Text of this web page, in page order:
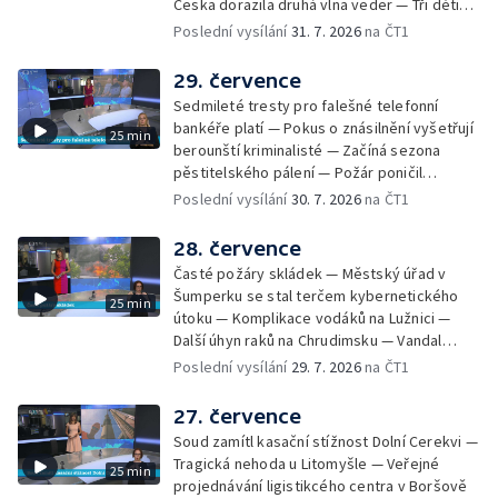
Festival Hrady CZ poprvé na Hluboké
zůstali v rozpáleném autě — Problém s
mraženými potravinami v horku — Slavnostní
vyřazení absolventů Univerzity obrany —
Zájem o obytné vozy roste — Praha má
novou servisní loď — Vidická samoobslužná
prodejna si na provoz vydělá — U jezera
Most začíná festival Let It Roll — Vyvrcholil
bouřkový neboli jelení úplněk — Kanoistka
Poslední vysílání31. 7. 2026na ČT1
25 min
29. července
Sedmileté tresty pro falešné telefonní
bankéře platí — Pokus o znásilnění vyšetřují
berounští kriminalisté — Začíná sezona
pěstitelského pálení — Požár poničil
historickou vilu Marta v Písku — Končí Letní
odpad — Nedostatek vody na Hracholuskách
— Příprava nového plavebního stupně v
Děčíně — Biokoridor pro užovku stromovou
— Záchrana liblického vysílače — První
koncert Diany Ross v Česku — Výroba
obrněných vozidel CV90 — Biokoridor pod
vedením vysokého napětí
Poslední vysílání30. 7. 2026na ČT1
25 min
28. července
Časté požáry skládek — Městský úřad v
Šumperku se stal terčem kybernetického
útoku — Komplikace vodáků na Lužnici —
Další úhyn raků na Chrudimsku — Vandal
poškodil okna na Ještědu — Lvice Elza má
defibrilátorů — 194 km/h po dálnici D6 —
Problém s likvidací kadmia — Vězni na
Frýdlantsku čistí koryto potoka — Antikolizní
systém tramvají Škoda 40T — Praha má šanci
Poslední vysílání 29. 7. 2026na ČT1
25 min
27. července
Soud zamítl kasační stížnost Dolní Cerekvi —
Tragická nehoda u Litomyšle — Veřejné
projednávání ligistikcého centra v Boršově